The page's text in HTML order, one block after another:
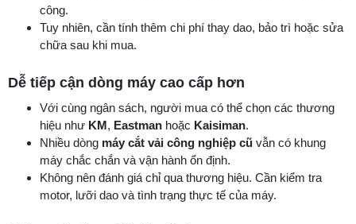
công.
Tuy nhiên, cần tính thêm chi phí thay dao, bảo trì hoặc sửa
chữa sau khi mua.
Dễ tiếp cận dòng máy cao cấp hơn
Với cùng ngân sách, người mua có thể chọn các thương
hiệu như KM, Eastman hoặc Kaisiman.
Nhiều dòng máy cắt vải công nghiệp cũ vẫn có khung
máy chắc chắn và vận hành ổn định.
Không nên đánh giá chỉ qua thương hiệu. Cần kiểm tra
motor, lưỡi dao và tình trạng thực tế của máy.